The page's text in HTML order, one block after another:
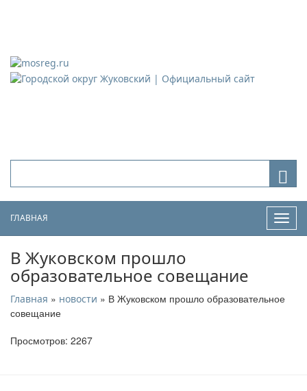
ГЛАВНАЯ
В Жуковском прошло
образовательное совещание
Главная » новости » В Жуковском прошло образовательное
совещание
Просмотров: 2267